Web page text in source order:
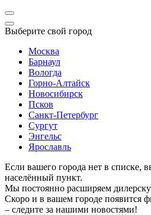
Выберите свой город
Москва
Барнаул
Вологда
Горно-Алтайск
Новосибирск
Псков
Санкт-Петербург
Сургут
Энгельс
Ярославль
Если вашего города нет в списке,
населённый пункт.
Мы постоянно расширяем
Скоро и в вашем городе появится
– следите за нашими новостями!